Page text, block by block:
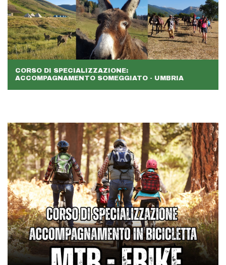
CORSO DI SPECIALIZZAZIONE:
ACCOMPAGNAMENTO SOMEGGIATO - UMBRIA